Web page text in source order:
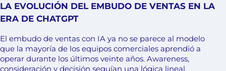
LA EVOLUCIÓN DEL EMBUDO DE VENTAS EN LA
ERA DE CHATGPT
El embudo de ventas con IA ya no se parece al modelo
que la mayoría de los equipos comerciales aprendió a
operar durante los últimos veinte años. Awareness,
consideración y decisión seguían una lógica lineal,